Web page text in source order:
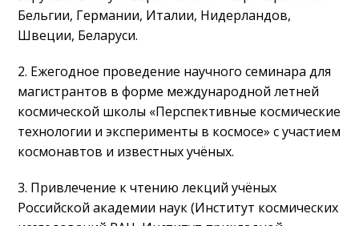
Бельгии, Германии, Италии, Нидерландов,
Швеции, Беларуси.
2. Ежегодное проведение научного семинара для
магистрантов в форме международной летней
космической школы «Перспективные космические
технологии и эксперименты в космосе» с участием
космонавтов и известных учёных.
3. Привлечение к чтению лекций учёных
Российской академии наук (Институт космических